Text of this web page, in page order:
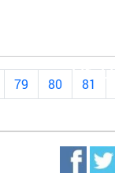
Dr.
79 80 81